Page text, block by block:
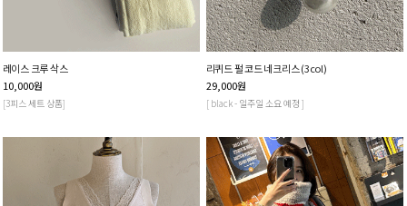
레이스 크루 삭스
10,000원
[3피스 세트 상품]
리퀴드 펄 코드 네크리스 (3col)
29,000원
[ black - 일주일 소요 예정 ]